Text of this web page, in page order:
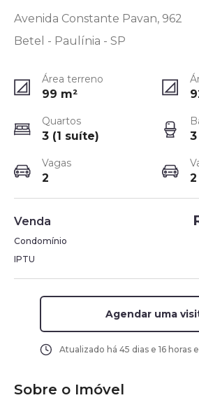
Avenida Constante Pavan, 962
Betel - Paulínia - SP
Área terreno
99 m²
Quartos
3 (1 suíte) 3
Vagas
2 2
Venda
Condomínio
IPTU
Agendar uma
Atualizado há 45 dias e 16 horas
Sobre o Imóvel